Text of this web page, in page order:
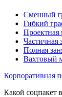
Сменный
Гибкий
Проектная
Частичная
Полная
Вахтовый
Корпоративная
Какой соцпакет